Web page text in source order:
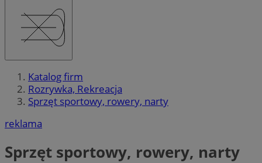
Katalog firm
Rozrywka, Rekreacja
Sprzęt sportowy, rowery, narty
reklama
Sprzęt sportowy, rowery, narty